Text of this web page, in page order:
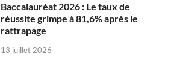
Baccalauréat 2026 : Le taux de
réussite grimpe à 81,6% après le
rattrapage
13 juillet 2026